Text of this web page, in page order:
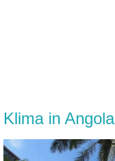
Klima in Angola